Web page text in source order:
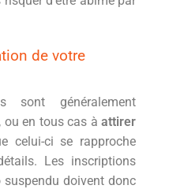
de votre
sont généralement
ou en tous cas à attirer
celui-ci se rapproche
Les inscriptions
suspendu doivent donc